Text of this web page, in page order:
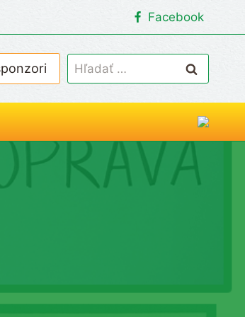
Facebook
Hľadať: